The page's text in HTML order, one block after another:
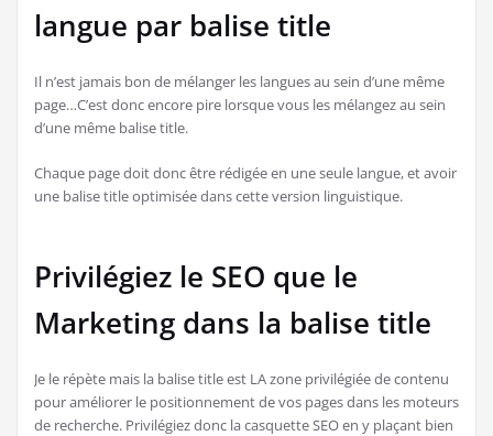
langue par balise title
Il n’est jamais bon de mélanger les langues au sein d’une même
page…C’est donc encore pire lorsque vous les mélangez au sein
d’une même balise title.
Chaque page doit donc être rédigée en une seule langue, et avoir
une balise title optimisée dans cette version linguistique.
Privilégiez le SEO que le
Marketing dans la balise title
Je le répète mais la balise title est LA zone privilégiée de contenu
pour améliorer le positionnement de vos pages dans les moteurs
de recherche. Privilégiez donc la casquette SEO en y plaçant bien